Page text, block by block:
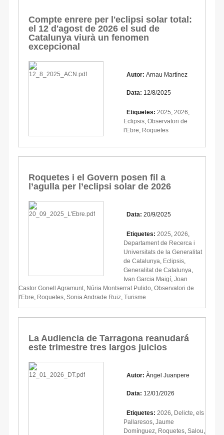
Compte enrere per l'eclipsi solar total:
el 12 d'agost de 2026 el sud de
Catalunya viurà un fenomen
excepcional
Autor: Arnau Martínez
Data: 12/8/2025
Etiquetes: 2025 2026
Eclipsis Observatori de
l'Ebre Roquetes
Roquetes i el Govern posen fil a
l’agulla per l’eclipsi solar de 2026
Data: 20/9/2025
Etiquetes: 2025 2026
Departament de Recerca i
Universitats de la Generalitat
de Catalunya Eclipsis
Generalitat de Catalunya
Ivan Garcia Maigí Joan
Castor Gonell Agramunt Núria Montserrat Pulido Observatori de
l'Ebre Roquetes Sonia Andrade Ruiz Turisme
La Audiencia de Tarragona reanudará
este trimestre tres largos juicios
Autor: Àngel Juanpere
Data: 12/01/2026
Etiquetes: 2026 Delicte els
Pallaresos Jaume
Domínguez Roquetes Salou